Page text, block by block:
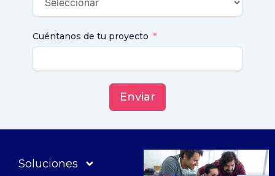
Cuéntanos de tu proyecto
Enviar
Soluciones